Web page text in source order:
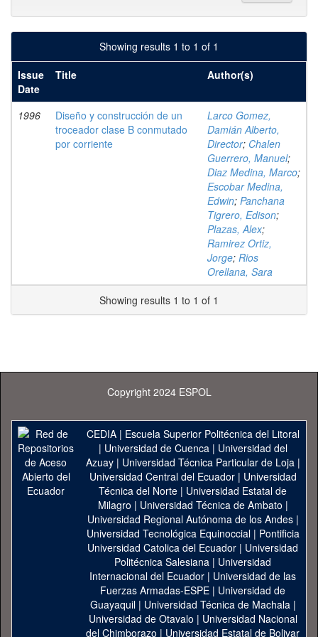
Showing results 1 to 1 of 1
Issue
Date
Title Author(s)
1996
Diseño y construcción de un
troceador clase B conmutado
por corriente
Larco Gomez,
Damián Alberto,
Director; Chalen
Guerrero, Manuel;
Diaz Medina, Marco;
Escobar Medina,
Edwin; Panchana
Tigrero, Edison;
Plazas, Alex;
Ramirez Ortiz,
Jorge; Rios
Orellana, Sara
Showing results 1 to 1 of 1
Copyright 2024 ESPOL
CEDIA| Escuela Superior Politécnica del Litoral
| Universidad de Cuenca| Universidad del
Azuay| Universidad Técnica Particular de Loja|
Universidad Central del Ecuador| Universidad
Técnica del Norte | Universidad Estatal de
Milagro | Universidad Técnica de Ambato |
Universidad Regional Autónoma de los Andes|
Universidad Tecnológica Equinoccial| Pontificia
Universidad Catolica del Ecuador | Universidad
Politécnica Salesiana | Universidad
Internacional del Ecuador | Universidad de las
Fuerzas Armadas-ESPE | Universidad de
Guayaquil| Universidad Técnica de Machala|
Universidad de Otavalo | Universidad Nacional
del Chimborazo | Universidad Estatal de Bolivar